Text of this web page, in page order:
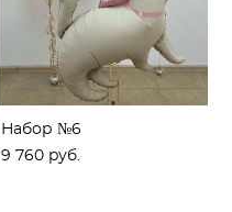
Набор №6
9 760 pуб.